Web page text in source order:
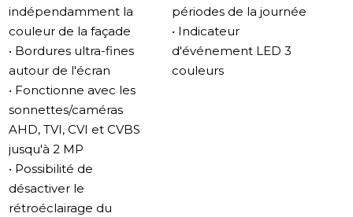
watts situés dans des chambres acoustiques séparées,
offrant une qualité sonore puissante et complète. Les
chambres acoustiques réduisent également le bruit,
rendant le son plus enveloppant.
Sonneries MP3
Avec la nouvelle disposition des haut-parleurs, le Sonik
7 Cloud offre une excellente qualité sonore pour les
sonneries MP3, dirigées vers l'auditeur et non vers le
mur. Vous pouvez également utiliser l'interphone vidéo
comme un lecteur MP3 complet.
indépendamment la
couleur de la façade
• Bordures ultra-fines
autour de l'écran
• Fonctionne avec les
sonnettes/caméras
AHD, TVI, CVI et CVBS
jusqu'à 2 MP
• Possibilité de
désactiver le
rétroéclairage du
périodes de la journée
• Indicateur
d'événement LED 3
couleurs